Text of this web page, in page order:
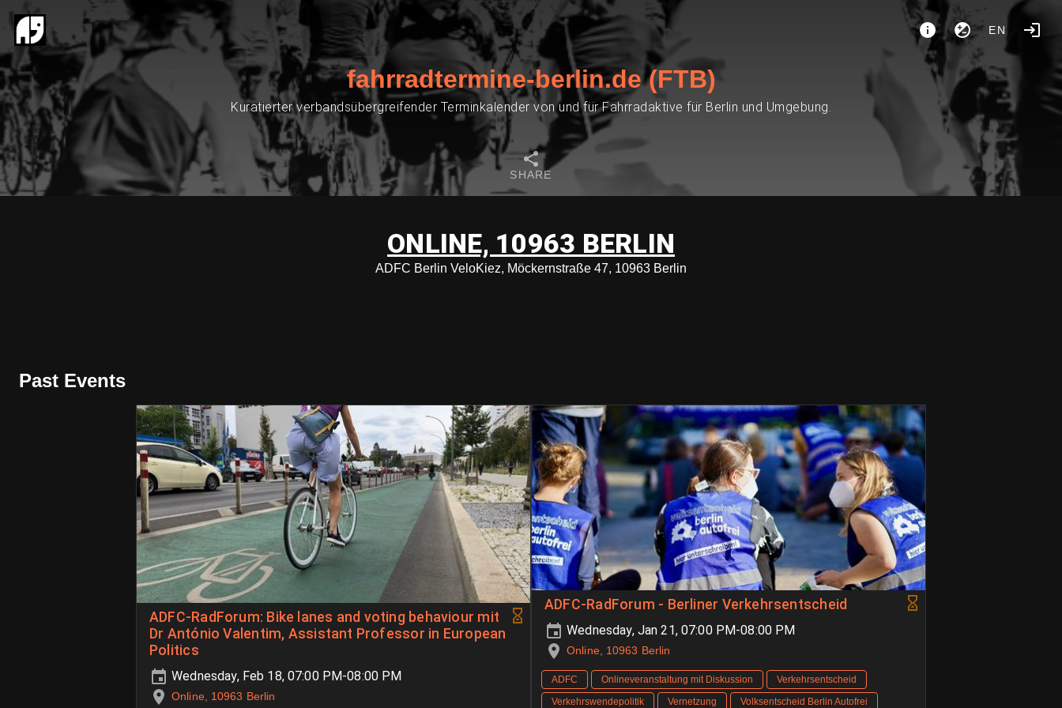
EN
fahrradtermine-berlin.de (FTB)
Kuratierter verbandsübergreifender Terminkalender von und für Fahrradaktive für Berlin und Umgebung.
SHARE
ONLINE, 10963 BERLIN
ADFC Berlin VeloKiez, Möckernstraße 47, 10963 Berlin
Past Events
ADFC-RadForum: Bike lanes and voting behaviour mit
Dr António Valentim, Assistant Professor in European
Politics
Wednesday, Feb 18, 07:00 PM-08:00 PM
Online, 10963 Berlin
ADFC-RadForum - Berliner Verkehrsentscheid
Wednesday, Jan 21, 07:00 PM-08:00 PM
Online, 10963 Berlin
ADFC Onlineveranstaltung mit Diskussion
Verkehrsentscheid
Verkehrswendepolitik
Vernetzung Volksentscheid Berlin Autofrei